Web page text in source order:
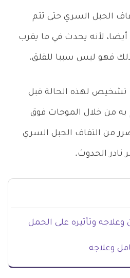
الحبل السري حتى تتم
أيضا، لأنه يحدث في ما يقرب
فهو ليس سببا للقلق.
تشخيص لهذه الحالة قبل
به من خلال الموجات فوق
من التفاف الحبل السري
نادر الحدوث.
وعلاجه وتأثيره على الحمل
وعلاجه